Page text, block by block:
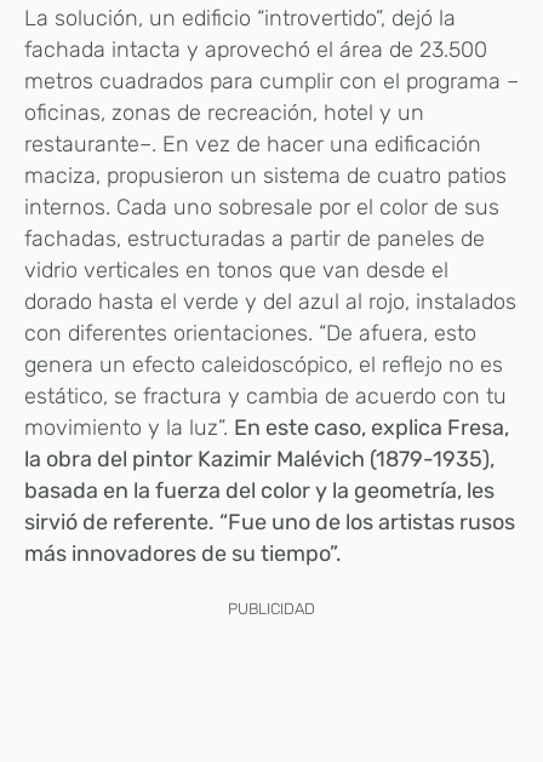
La solución, un edificio “introvertido”, dejó la
fachada intacta y aprovechó el área de 23.500
metros cuadrados para cumplir con el programa –
oficinas, zonas de recreación, hotel y un
restaurante–. En vez de hacer una edificación
maciza, propusieron un sistema de cuatro patios
internos. Cada uno sobresale por el color de sus
fachadas, estructuradas a partir de paneles de
vidrio verticales en tonos que van desde el
dorado hasta el verde y del azul al rojo, instalados
con diferentes orientaciones. “De afuera, esto
genera un efecto caleidoscópico, el reflejo no es
estático, se fractura y cambia de acuerdo con tu
movimiento y la luz”. En este caso, explica Fresa,
la obra del pintor Kazimir Malévich (1879-1935),
basada en la fuerza del color y la geometría, les
sirvió de referente. “Fue uno de los artistas rusos
más innovadores de su tiempo”.
PUBLICIDAD